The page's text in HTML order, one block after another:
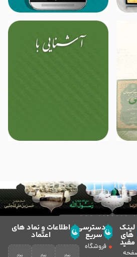
لینک
های
مفید
دسترسی
سریع
فروشگاه
اطلاعات و نماد های
اعتماد